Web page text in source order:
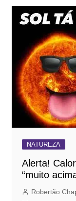
NATUREZA
Alerta!
“muito
Robertão